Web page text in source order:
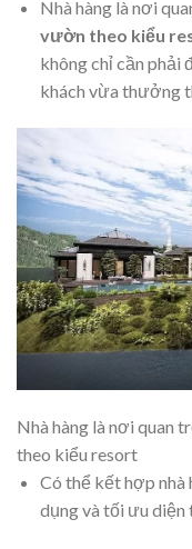
Nhà hàng là nơi
vườn theo kiểu
không chỉ cần phải
khách vừa thưởng
Nhà hàng là nơi quan
theo kiểu resort
Có thể kết hợp nhà
dụng và tối ưu diện